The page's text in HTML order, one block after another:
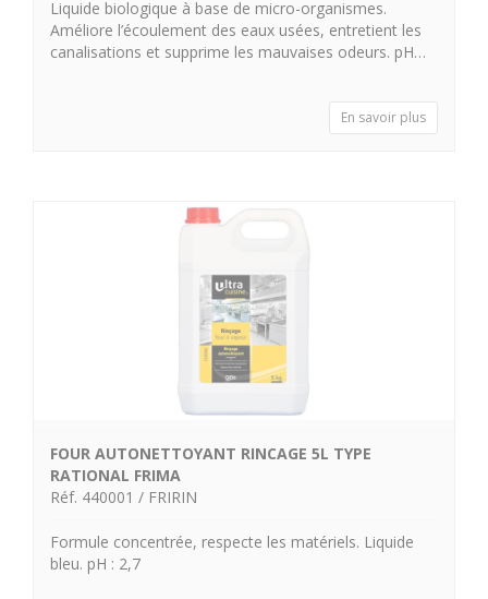
Liquide biologique à base de micro-organismes.
Améliore l’écoulement des eaux usées, entretient les
canalisations et supprime les mauvaises odeurs. pH…
En savoir plus
FOUR AUTONETTOYANT RINCAGE 5L TYPE
RATIONAL FRIMA
Réf. 440001 / FRIRIN
Formule concentrée, respecte les matériels. Liquide
bleu. pH : 2,7